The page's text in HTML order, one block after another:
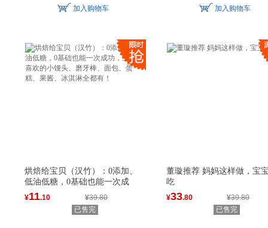
加入购物车
加入购物车
烘焙给宝贝（汉竹）：0添加、
低油低糖，0基础也能一次成
功，
¥11.10 ¥39.80
已售完
董璇推荐 妈妈这样做，宝
吃
¥33.80 ¥39.80
已售完